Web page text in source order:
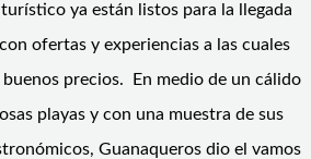
ya están listos para la llegada
ofertas y experiencias a las cuales
precios. En medio de un cálido
playas y con una muestra de sus
Guanaqueros dio el vamos